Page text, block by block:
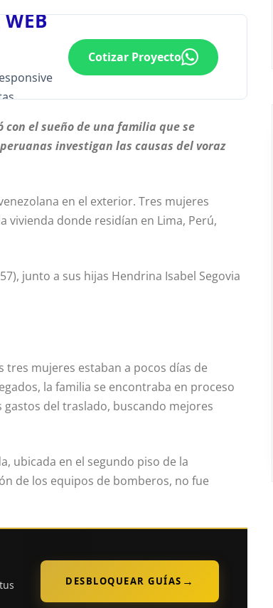
Cotizar Proyecto
el sueño de una familia que se
investigan las causas del voraz
en el exterior. Tres mujeres
donde residían en Lima, Perú,
junto a sus hijas Hendrina Isabel Segovia
mujeres estaban a pocos días de
la familia se encontraba en proceso
del traslado, buscando mejores
ubicada en el segundo piso de la
de los equipos de bomberos, no fue
DESBLOQUEAR GUÍAS →